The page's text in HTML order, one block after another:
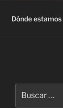
Dónde estamos
por: